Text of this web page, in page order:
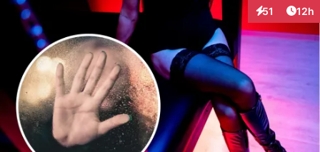
51
Interaktionen
12h